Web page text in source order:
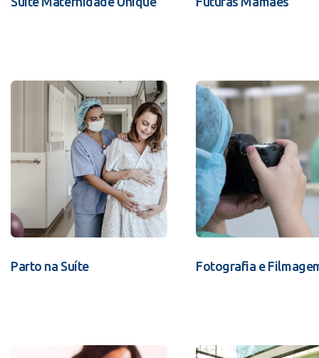
Parto na Suíte Fotografia e